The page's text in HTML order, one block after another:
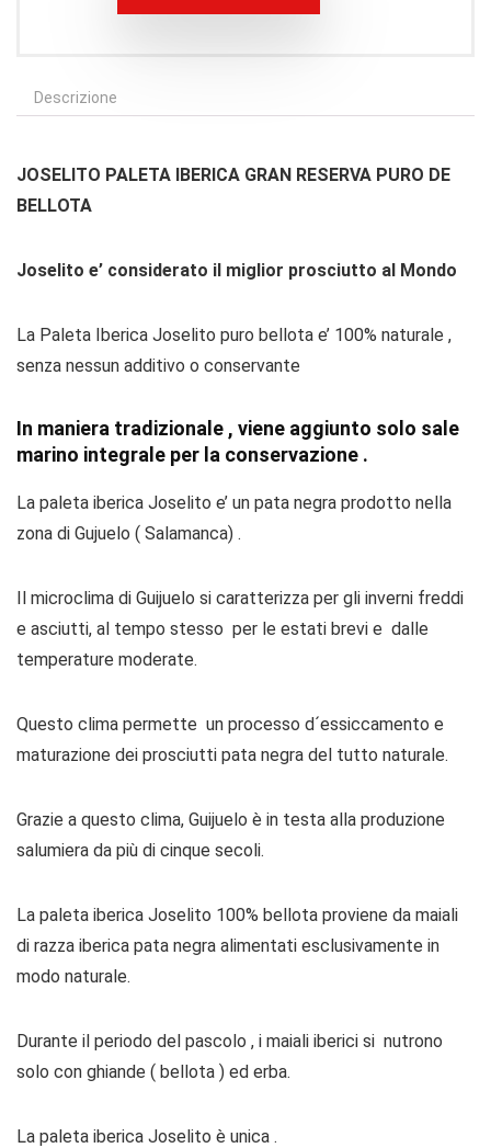
Descrizione
JOSELITO PALETA IBERICA GRAN RESERVA PURO DE
BELLOTA
Joselito e’ considerato il miglior prosciutto al Mondo
La Paleta Iberica Joselito puro bellota e’ 100% naturale ,
senza nessun additivo o conservante
In maniera tradizionale , viene aggiunto solo sale
marino integrale per la conservazione .
La paleta iberica Joselito e’ un pata negra prodotto nella
zona di Gujuelo ( Salamanca) .
Il microclima di Guijuelo si caratterizza per gli inverni freddi
e asciutti, al tempo stesso per le estati brevi e dalle
temperature moderate.
Questo clima permette un processo d´essiccamento e
maturazione dei prosciutti pata negra del tutto naturale.
Grazie a questo clima, Guijuelo è in testa alla produzione
salumiera da più di cinque secoli.
La paleta iberica Joselito 100% bellota proviene da maiali
di razza iberica pata negra alimentati esclusivamente in
modo naturale.
Durante il periodo del pascolo , i maiali iberici si nutrono
solo con ghiande ( bellota ) ed erba.
La paleta iberica Joselito è unica .